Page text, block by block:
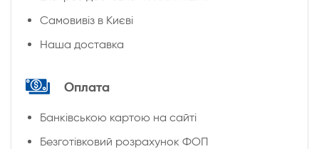
Cамовивіз в Києві
Наша доставка
Оплата
Банківською картою на сайті
Безготівковий розрахунок ФОП